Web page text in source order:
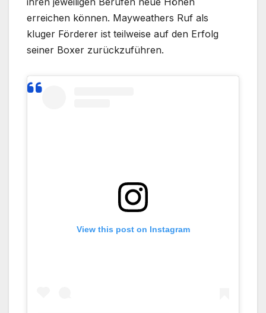
erreichen können. Mayweathers Ruf als
kluger Förderer ist teilweise auf den Erfolg
seiner Boxer zurückzuführen.
View this post on Instagram